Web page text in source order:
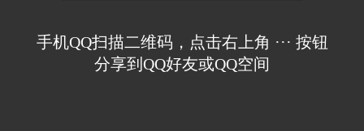
手机QQ扫描二维码，点击右上角 ··· 按钮
分享到QQ好友或QQ空间